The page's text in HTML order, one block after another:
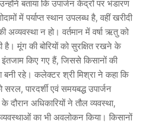
बताया कि उपार्जन केंद्रों पर भंडारण
में पर्याप्त स्थान उपलब्ध है, वहीं खरीदी
अव्यवस्था न हो। वर्तमान में वर्षा ऋतु को
है। मूंग की बोरियों को सुरक्षित रखने के
किए गए हैं, जिससे किसानों की
रहे। कलेक्टर श्री मिश्रा ने कहा कि
पारदर्शी एवं समयबद्ध उपार्जन
दौरान अधिकारियों ने तौल व्यवस्था,
का भी अवलोकन किया। किसानों